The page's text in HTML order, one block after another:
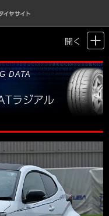
開く
DATA
> Vol.48 TOYOTA
DATA
ラジアル